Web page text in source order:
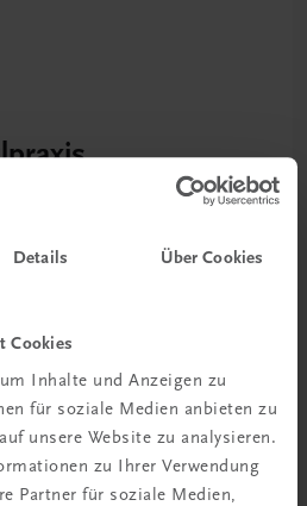
Details Über Cookies
Cookies
Inhalte und Anzeigen zu
für soziale Medien anbieten zu
unsere Website zu analysieren.
zu Ihrer Verwendung
Partner für soziale Medien,